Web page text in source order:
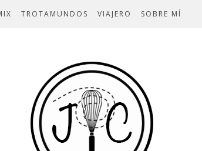
TROTAMUNDOS VIAJERO SOBRE MÍ